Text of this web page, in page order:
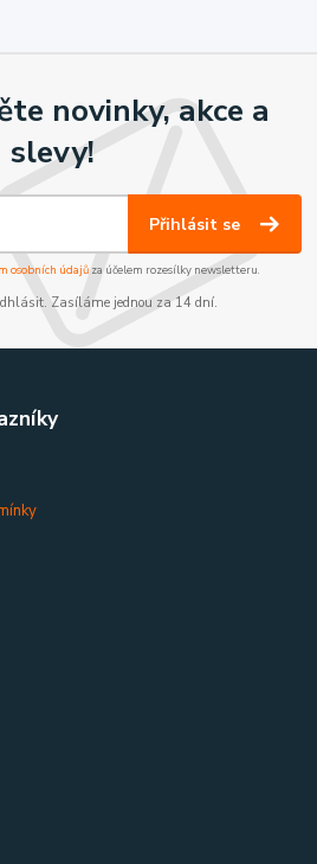
novinky, akce a
slevy!
Přihlásit se
osobních údajůza účelem rozesílky newsletteru.
Zasíláme jednou za 14 dní.